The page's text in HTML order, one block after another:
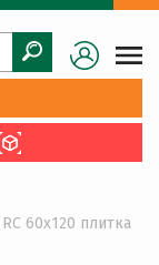
60x120 плитка